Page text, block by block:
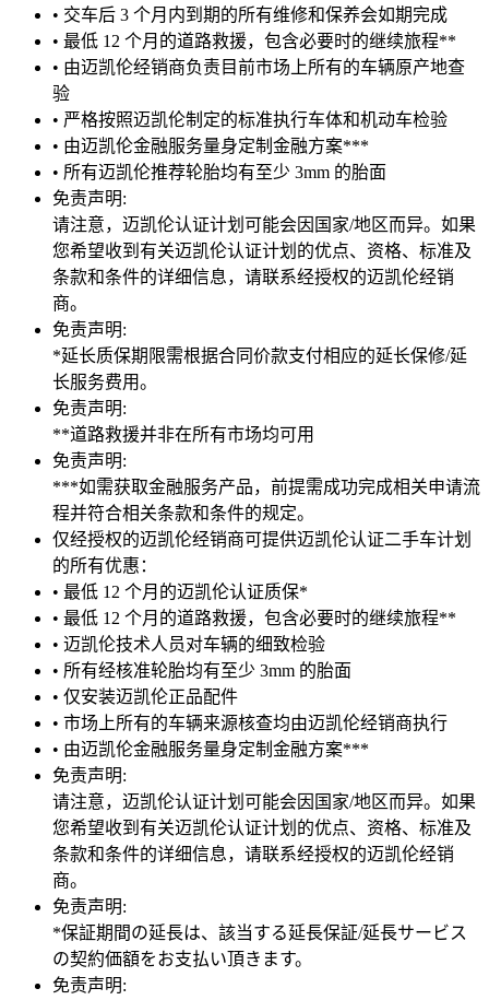
• 交车后 3 个月内到期的所有维修和保养会如期完成
• 最低 12 个月的道路救援，包含必要时的继续旅程**
• 由迈凯伦经销商负责目前市场上所有的车辆原产地查
验
• 严格按照迈凯伦制定的标准执行车体和机动车检验
• 由迈凯伦金融服务量身定制金融方案***
• 所有迈凯伦推荐轮胎均有至少 3mm 的胎面
免责声明:
请注意，迈凯伦认证计划可能会因国家/地区而异。如果
您希望收到有关迈凯伦认证计划的优点、资格、标准及
条款和条件的详细信息，请联系经授权的迈凯伦经销
商。
免责声明:
*延长质保期限需根据合同价款支付相应的延长保修/延
长服务费用。
免责声明:
**道路救援并非在所有市场均可用
免责声明:
***如需获取金融服务产品，前提需成功完成相关申请流
程并符合相关条款和条件的规定。
仅经授权的迈凯伦经销商可提供迈凯伦认证二手车计划
的所有优惠：
• 最低 12 个月的迈凯伦认证质保*
• 最低 12 个月的道路救援，包含必要时的继续旅程**
• 迈凯伦技术人员对车辆的细致检验
• 所有经核准轮胎均有至少 3mm 的胎面
• 仅安装迈凯伦正品配件
• 市场上所有的车辆来源核查均由迈凯伦经销商执行
• 由迈凯伦金融服务量身定制金融方案***
免责声明:
请注意，迈凯伦认证计划可能会因国家/地区而异。如果
您希望收到有关迈凯伦认证计划的优点、资格、标准及
条款和条件的详细信息，请联系经授权的迈凯伦经销
商。
免责声明:
*保証期間の延長は、該当する延長保証/延長サービス
の契約価額をお支払い頂きます。
免责声明: